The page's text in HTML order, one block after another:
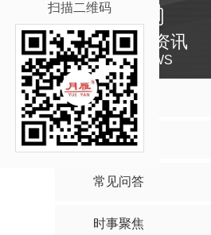
新闻资讯
NEWS
公司新闻
行业资讯
常见问答
时事聚焦
扫描二维码